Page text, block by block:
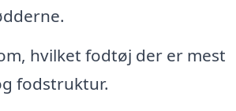
hvilket fodtøj der er mest
fodstruktur.